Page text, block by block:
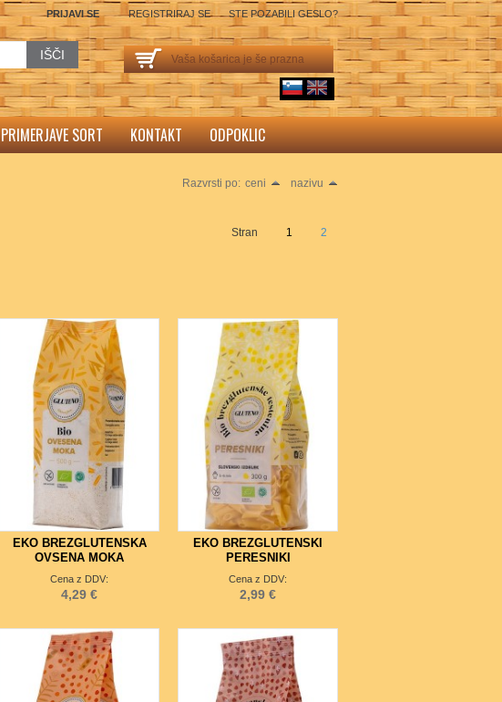
sl English
PRIJAVI SE REGISTRIRAJ SE STE POZABILI GESLO?
Vaša košarica je še prazna
IŠČI
PRIMERJAVE SORT KONTAKT ODPOKLIC
Stran 1 2
Razvrsti po: ceni nazivu
EKO BREZGLUTENSKA
OVSENA MOKA
Cena z DDV:
4,29 €
EKO BREZGLUTENSKI
PERESNIKI
Cena z DDV:
2,99 €